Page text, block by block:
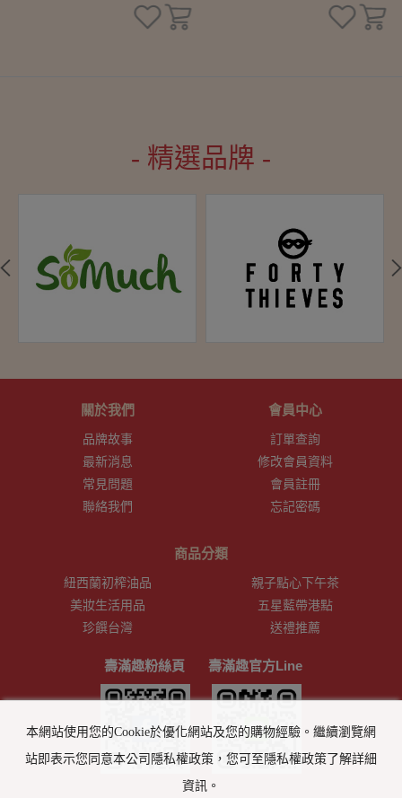
- 精選品牌 -
關於我們
品牌故事
最新消息
常見問題
聯絡我們
會員中心
訂單查詢
修改會員資料
會員註冊
忘記密碼
商品分類
紐西蘭初榨油品
親子點心下午茶
美妝生活用品
五星藍帶港點
珍饌台灣
送禮推薦
壽滿趣粉絲頁 壽滿趣官方Line
本網站使用您的Cookie於優化網站及您的購物經驗。繼續瀏覽網
站即表示您同意本公司隱私權政策，您可至隱私權政策了解詳細
資訊。